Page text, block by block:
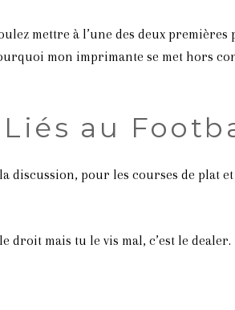
mettre à l’une des deux premières
mon imprimante se met hors
au
pour les courses de plat et
droit mais tu le vis mal, c’est le dealer.